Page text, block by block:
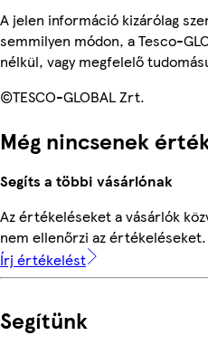
A jelen információ kizárólag
semmilyen módon, a Tesco-
nélkül, vagy megfelelő
©TESCO-GLOBAL Zrt.
Még nincsenek
Segíts a többi vásárlónak
Az értékeléseket a vásárlók
nem ellenőrzi az értékeléseket.
Írj értékelést
Segítünk